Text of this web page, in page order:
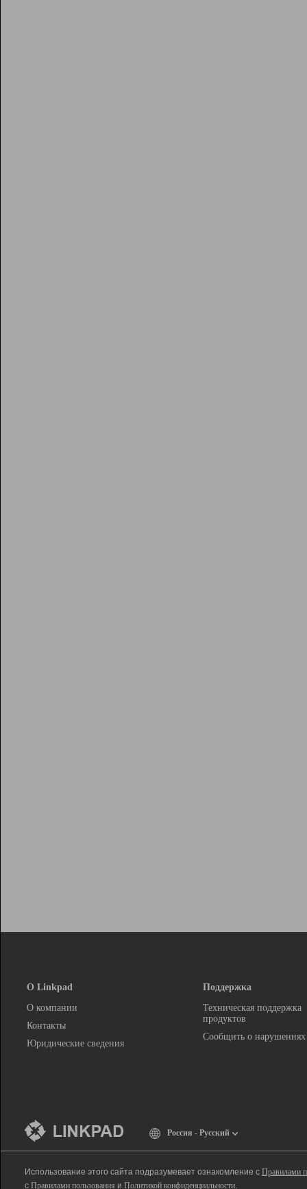
О Linkpad
О компании
Контакты
Юридические сведения
Поддержка
Техническая поддержка
продуктов
Сообщить о нарушениях
Россия - Русский
Использование этого сайта подразумевает ознакомление с Правилами
с Правилами пользования и Политикой конфиденциальности.